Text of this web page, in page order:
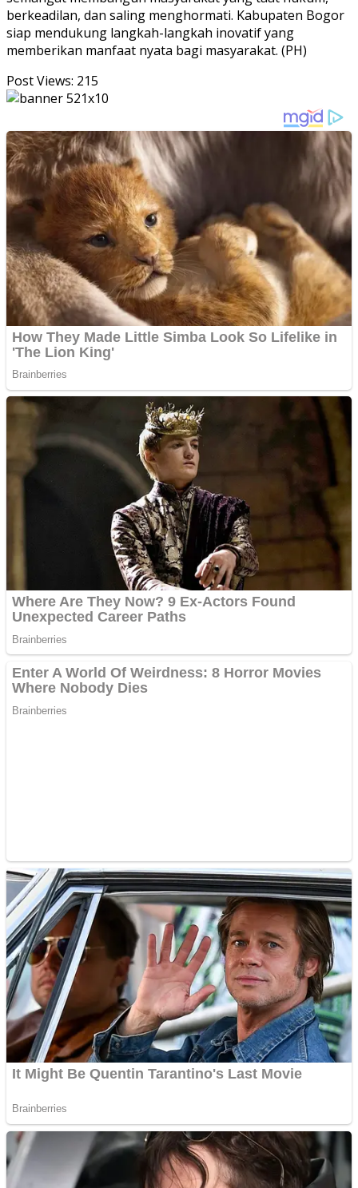
berkeadilan, dan saling menghormati. Kabupaten Bogor
siap mendukung langkah-langkah inovatif yang
memberikan manfaat nyata bagi masyarakat. (PH)
Post Views: 215